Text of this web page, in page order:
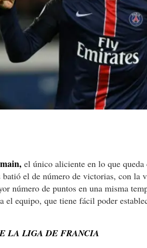
el único aliciente en lo que queda
el de número de victorias, con la
número de puntos en una misma
el equipo, que tiene fácil poder
LA LIGA DE FRANCIA